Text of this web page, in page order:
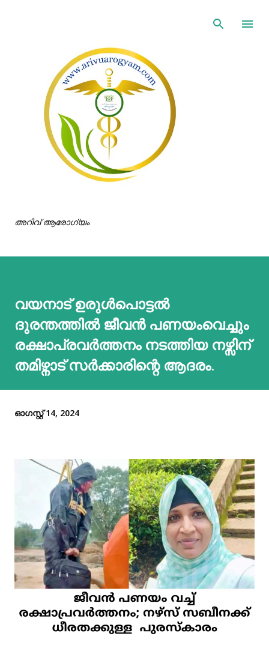
അറിവ് ആരോഗ്യം
വയനാട് ഉരുള്‍പൊട്ടല്‍
ദുരന്തത്തില്‍ ജീവൻ പണയംവെച്ചും
രക്ഷാപ്രവർത്തനം നടത്തിയ നഴ്സിന്
തമിഴ്നാട് സർക്കാരിന്റെ ആദരം.
ഓഗസ്റ്റ് 14, 2024